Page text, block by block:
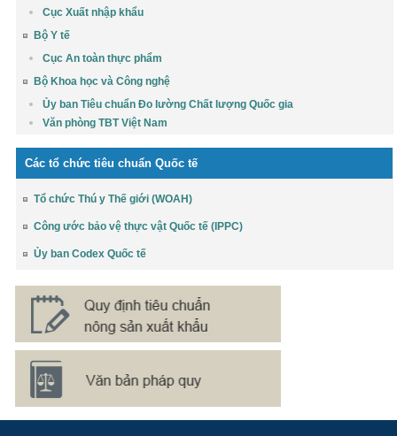
Cục Xuất nhập khẩu
Bộ Y tế
Cục An toàn thực phẩm
Bộ Khoa học và Công nghệ
Ủy ban Tiêu chuẩn Đo lường Chất lượng Quốc gia
Văn phòng TBT Việt Nam
Các tổ chức tiêu chuẩn Quốc tế
Tổ chức Thú y Thế giới (WOAH)
Công ước bảo vệ thực vật Quốc tế (IPPC)
Ủy ban Codex Quốc tế